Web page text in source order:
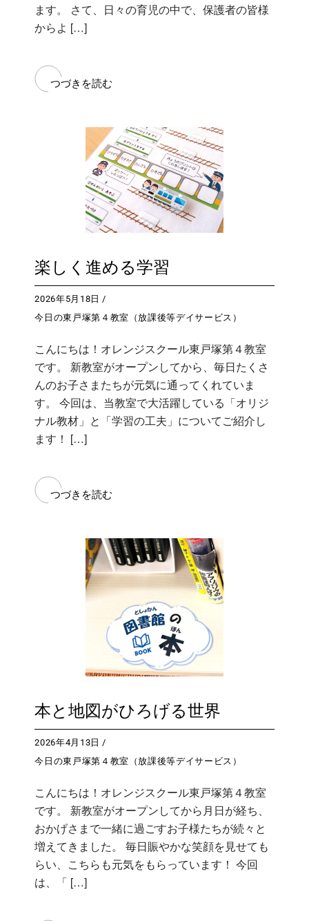
ます。 さて、日々の育児の中で、保護者の皆様
からよ […]
つづきを読む
楽しく進める学習
2026年5月18日
今日の東戸塚第４教室（放課後等デイサービス）
こんにちは！オレンジスクール東戸塚第４教室
です。 新教室がオープンしてから、毎日たくさ
んのお子さまたちが元気に通ってくれていま
す。 今回は、当教室で大活躍している「オリジ
ナル教材」と「学習の工夫」についてご紹介し
ます！ […]
つづきを読む
本と地図がひろげる世界
2026年4月13日
今日の東戸塚第４教室（放課後等デイサービス）
こんにちは！オレンジスクール東戸塚第４教室
です。 新教室がオープンしてから月日が経ち、
おかげさまで一緒に過ごすお子様たちが続々と
増えてきました。 毎日賑やかな笑顔を見せても
らい、こちらも元気をもらっています！ 今回
は、「 […]